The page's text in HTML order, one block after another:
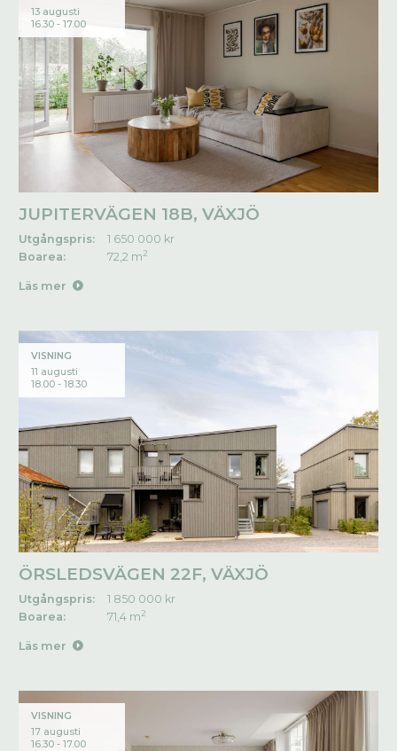
13 augusti
16.30 - 17.00
JUPITERVÄGEN 18B, VÄXJÖ
Utgångspris:
1 650 000 kr
Boarea:
72,2 m2
Läs mer
VISNING
11 augusti
18.00 - 18.30
ÖRSLEDSVÄGEN 22F, VÄXJÖ
Utgångspris:
1 850 000 kr
Boarea:
71,4 m2
Läs mer
VISNING
17 augusti
16.30 - 17.00